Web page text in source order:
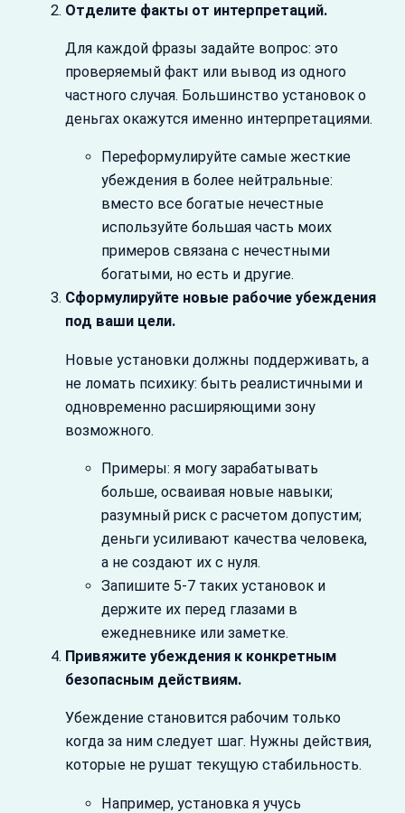
Отделите факты от интерпретаций.
Для каждой фразы задайте вопрос: это
проверяемый факт или вывод из одного
частного случая. Большинство установок о
деньгах окажутся именно интерпретациями.
Переформулируйте самые жесткие
убеждения в более нейтральные:
вместо все богатые нечестные
используйте большая часть моих
примеров связана с нечестными
богатыми, но есть и другие.
Сформулируйте новые рабочие убеждения
под ваши цели.
Новые установки должны поддерживать, а
не ломать психику: быть реалистичными и
одновременно расширяющими зону
возможного.
Примеры: я могу зарабатывать
больше, осваивая новые навыки;
разумный риск с расчетом допустим;
деньги усиливают качества человека,
а не создают их с нуля.
Запишите 5-7 таких установок и
держите их перед глазами в
ежедневнике или заметке.
Привяжите убеждения к конкретным
безопасным действиям.
Убеждение становится рабочим только
когда за ним следует шаг. Нужны действия,
которые не рушат текущую стабильность.
Например, установка я учусь